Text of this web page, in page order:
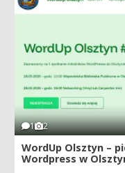
1 2
WordUp Olsztyn –
Wordpress w